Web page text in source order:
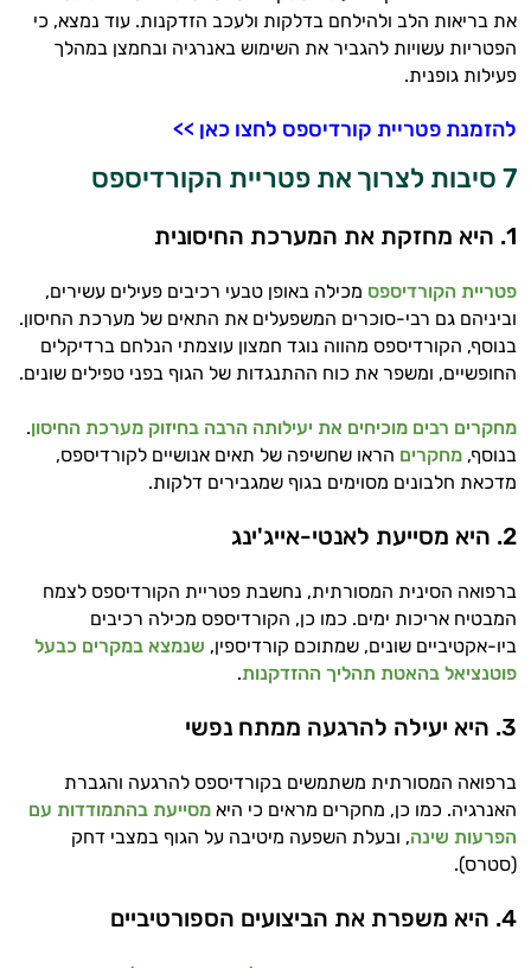
את בריאות הלב ולהילחם בדלקות ולעכב הזדקנות. עוד נמצא, כי
הפטריות עשויות להגביר את השימוש באנרגיה ובחמצן במהלך
פעילות גופנית.
להזמנת פטריית קורדיספס לחצו כאן >>
7 סיבות לצרוך את פטריית הקורדיספס
1. היא מחזקת את המערכת החיסונית
פטריית הקורדיספס מכילה באופן טבעי רכיבים פעילים עשירים,
וביניהם גם רבי-סוכרים המשפעלים את התאים של מערכת החיסון.
בנוסף, הקורדיספס מהווה נוגד חמצון עוצמתי הנלחם ברדיקלים
החופשיים, ומשפר את כוח ההתנגדות של הגוף בפני טפילים שונים.
מחקרים רבים מוכיחים את יעילותה הרבה בחיזוק מערכת החיסון.
בנוסף, מחקרים הראו שחשיפה של תאים אנושיים לקורדיספס,
מדכאת חלבונים מסוימים בגוף שמגבירים דלקות.
2. היא מסייעת לאנטי-אייג'ינג
ברפואה הסינית המסורתית, נחשבת פטריית הקורדיספס לצמח
המבטיח אריכות ימים. כמו כן, הקורדיספס מכילה רכיבים
ביו-אקטיביים שונים, שמתוכם קורדיספין, שנמצא במקרים כבעל
פוטנציאל בהאטת תהליך ההזדקנות.
3. היא יעילה להרגעה ממתח נפשי
ברפואה המסורתית משתמשים בקורדיספס להרגעה והגברת
האנרגיה. כמו כן, מחקרים מראים כי היא מסייעת בהתמודדות עם
הפרעות שינה, ובעלת השפעה מיטיבה על הגוף במצבי דחק
(סטרס).
4. היא משפרת את הביצועים הספורטיביים